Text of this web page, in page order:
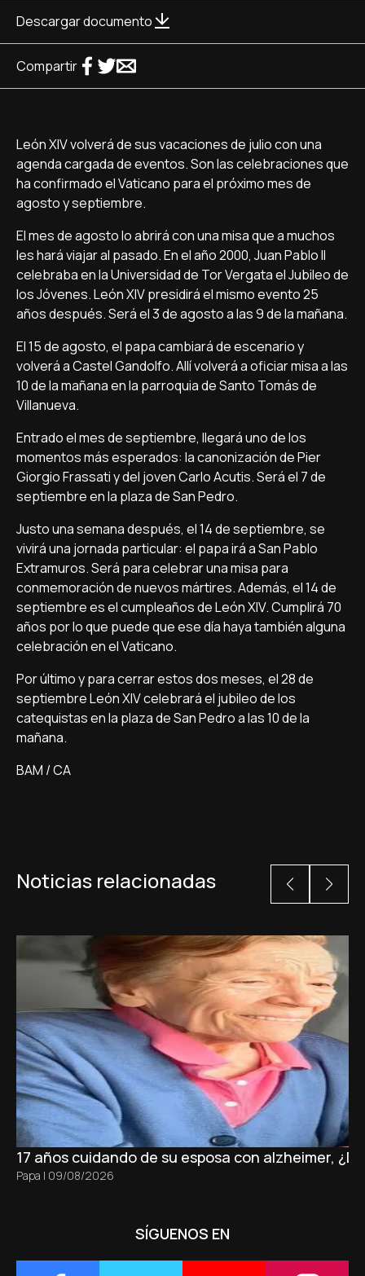
Descargar documento
Compartir
León XIV volverá de sus vacaciones de julio con una
agenda cargada de eventos. Son las celebraciones que
ha confirmado el Vaticano para el próximo mes de
agosto y septiembre.
El mes de agosto lo abrirá con una misa que a muchos
les hará viajar al pasado. En el año 2000, Juan Pablo II
celebraba en la Universidad de Tor Vergata el Jubileo de
los Jóvenes. León XIV presidirá el mismo evento 25
años después. Será el 3 de agosto a las 9 de la mañana.
El 15 de agosto, el papa cambiará de escenario y
volverá a Castel Gandolfo. Allí volverá a oficiar misa a las
10 de la mañana en la parroquia de Santo Tomás de
Villanueva.
Entrado el mes de septiembre, llegará uno de los
momentos más esperados: la canonización de Pier
Giorgio Frassati y del joven Carlo Acutis. Será el 7 de
septiembre en la plaza de San Pedro.
Justo una semana después, el 14 de septiembre, se
vivirá una jornada particular: el papa irá a San Pablo
Extramuros. Será para celebrar una misa para
conmemoración de nuevos mártires. Además, el 14 de
septiembre es el cumpleaños de León XIV. Cumplirá 70
años por lo que puede que ese día haya también alguna
celebración en el Vaticano.
Por último y para cerrar estos dos meses, el 28 de
septiembre León XIV celebrará el jubileo de los
catequistas en la plaza de San Pedro a las 10 de la
mañana.
BAM / CA
Noticias relacionadas
17 años cuidando de su esposa con alzheimer,
Papa | 09/08/2026
SÍGUENOS EN